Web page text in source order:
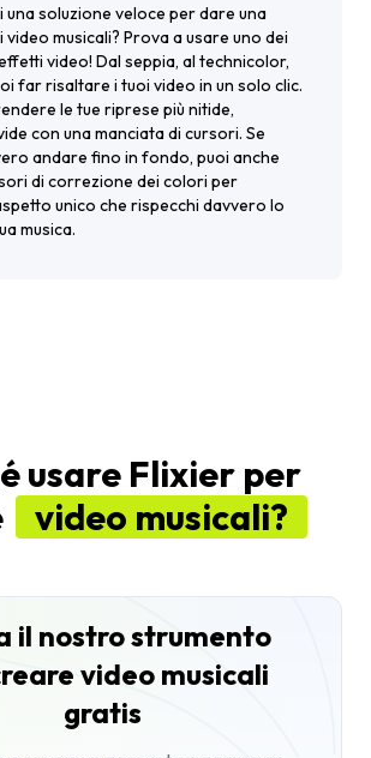
una soluzione veloce per dare una
video musicali? Prova a usare uno dei
video! Dal seppia, al technicolor,
far risaltare i tuoi video in un solo clic.
le tue riprese più nitide,
con una manciata di cursori. Se
andare fino in fondo, puoi anche
di correzione dei colori per
unico che rispecchi davvero lo
musica.
usare Flixier per
video musicali?
il nostro strumento
video musicali
gratis